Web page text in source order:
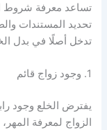
تساعد معرفة شروط
تحديد المستندات
تدخل أصلًا في بدل
1. وجود زواج قائم
يفترض الخلع وجود
الزواج لمعرفة المهر،